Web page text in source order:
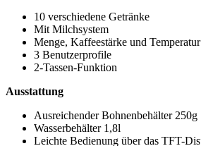
10 verschiedene Getränke
Mit Milchsystem
Menge, Kaffeestärke und
3 Benutzerprofile
2-Tassen-Funktion
Ausstattung
Ausreichender Bohnenbehälter 250g
Wasserbehälter 1,8l
Leichte Bedienung über das TFT-